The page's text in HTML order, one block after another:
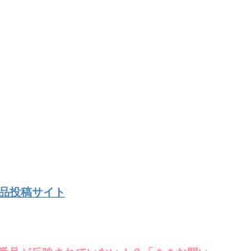
投稿サイト